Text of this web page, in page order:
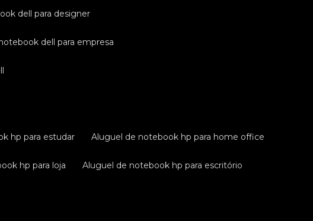
dell para designer
dell para empresa
hp para estudar aluguel de notebook hp para home office
hp para loja aluguel de notebook hp para escritório